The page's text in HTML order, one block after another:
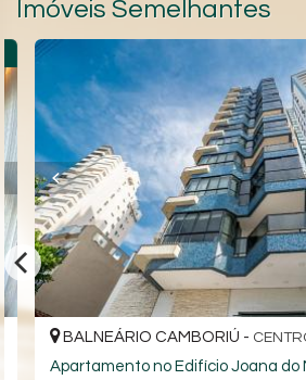
Imóveis Semelhantes
BALNEÁRIO CAMBORIÚ -
Apartamento no Edifício Joana do